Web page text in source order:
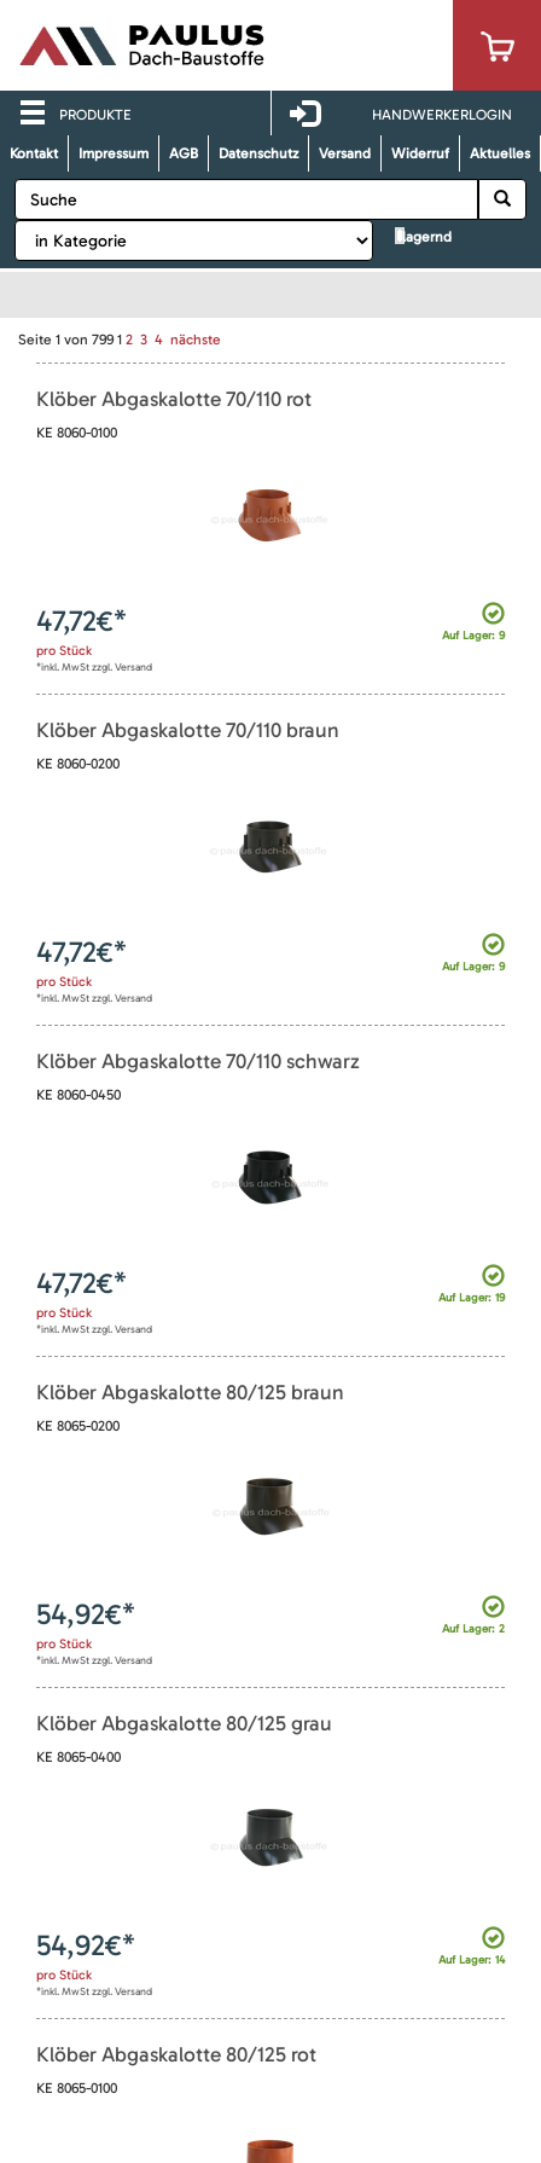
PRODUKTE HANDWERKERLOGIN
Kontakt Impressum AGB Datenschutz Versand Widerruf Aktuelles
lagernd
Seite 1 von 799 1 2 3 4 nächste
Klöber Abgaskalotte 70/110 rot
KE 8060-0100
Auf Lager: 9
47,72€*
pro Stück
*inkl. MwSt zzgl. Versand
Klöber Abgaskalotte 70/110 braun
KE 8060-0200
Auf Lager: 9
47,72€*
pro Stück
*inkl. MwSt zzgl. Versand
Klöber Abgaskalotte 70/110 schwarz
KE 8060-0450
Auf Lager: 19
47,72€*
pro Stück
*inkl. MwSt zzgl. Versand
Klöber Abgaskalotte 80/125 braun
KE 8065-0200
Auf Lager: 2
54,92€*
pro Stück
*inkl. MwSt zzgl. Versand
Klöber Abgaskalotte 80/125 grau
KE 8065-0400
Auf Lager: 14
54,92€*
pro Stück
*inkl. MwSt zzgl. Versand
Klöber Abgaskalotte 80/125 rot
KE 8065-0100